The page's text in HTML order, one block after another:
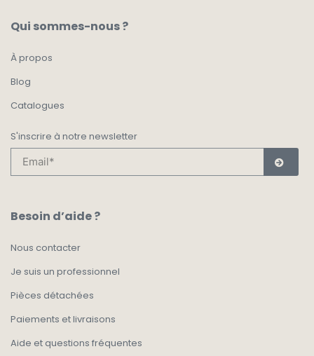
Qui sommes-nous ?
À propos
Blog
Catalogues
S'inscrire à notre newsletter
Besoin d’aide ?
Nous contacter
Je suis un professionnel
Pièces détachées
Paiements et livraisons
Aide et questions fréquentes